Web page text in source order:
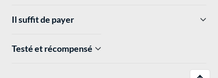
Il suffit de payer
Testé et récompensé